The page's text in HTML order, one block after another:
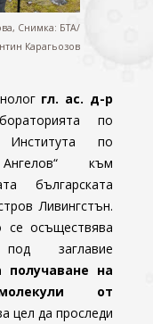
Снимка: БТА/
Карагьозов
гл. ас. д-р
по
по
към
Ливингстън.
осъществява
заглавие
получаване на
от
цел да проследи